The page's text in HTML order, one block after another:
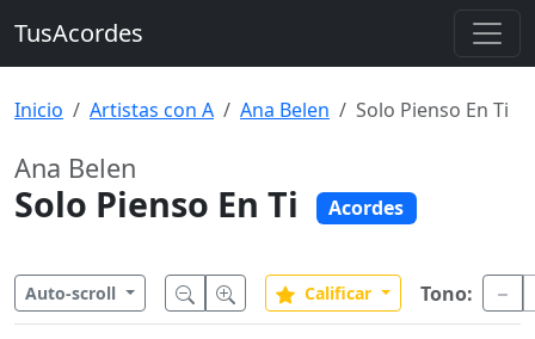
TusAcordes
Inicio Artistas con A Ana Belen Solo Pienso En Ti
Ana Belen
Solo Pienso En Ti Acordes
Auto-scroll Calificar Tono: